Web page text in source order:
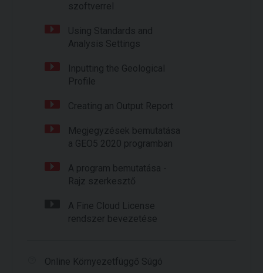
szoftverrel
Using Standards and
Analysis Settings
Inputting the Geological
Profile
Creating an Output Report
Megjegyzések bemutatása
a GEO5 2020 programban
A program bemutatása -
Rajz szerkesztő
A Fine Cloud License
rendszer bevezetése
Online Környezetfüggő Súgó